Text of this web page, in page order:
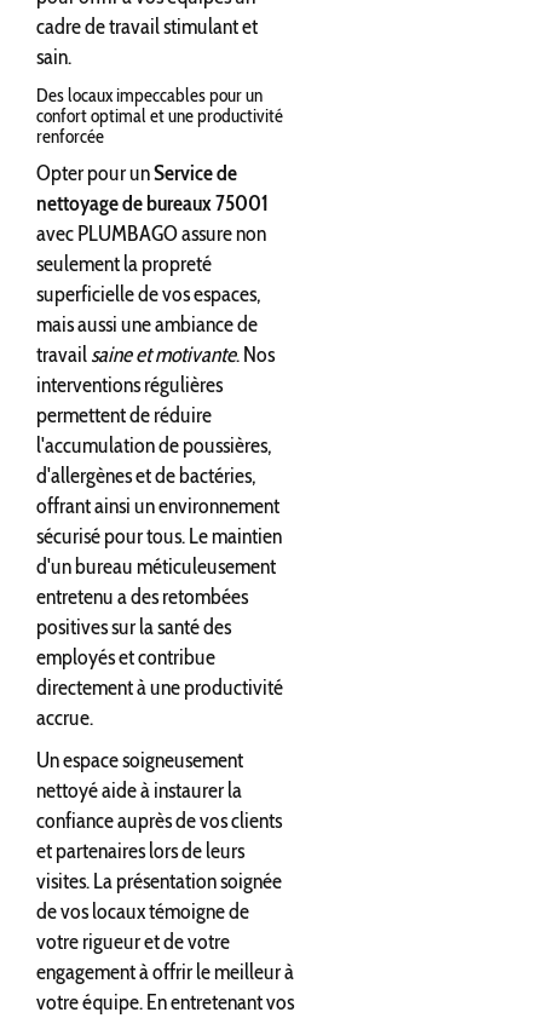
cadre de travail stimulant et
sain.
Des locaux impeccables pour un
confort optimal et une productivité
renforcée
Opter pour unService de
nettoyage de bureaux 75001
avec PLUMBAGO assure non
seulement la propreté
superficielle de vos espaces,
mais aussi une ambiance de
travailsaine et motivante. Nos
interventions régulières
permettent de réduire
l'accumulation de poussières,
d'allergènes et de bactéries,
offrant ainsi un environnement
sécurisé pour tous. Le maintien
d'un bureau méticuleusement
entretenu a des retombées
positives sur la santé des
employés et contribue
directement à une productivité
accrue.
Un espace soigneusement
nettoyé aide à instaurer la
confiance auprès de vos clients
et partenaires lors de leurs
visites. La présentation soignée
de vos locaux témoigne de
votre rigueur et de votre
engagement à offrir le meilleur à
votre équipe. En entretenant vos